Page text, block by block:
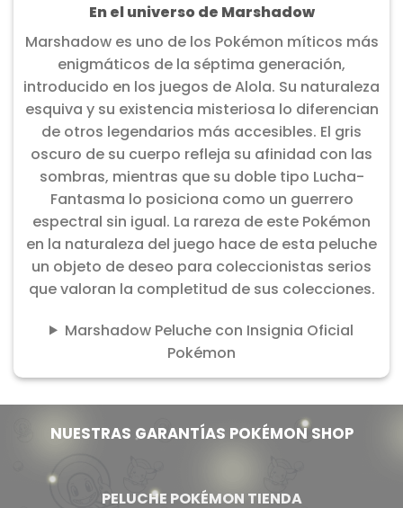
En el universo de Marshadow
Marshadow es uno de los Pokémon míticos más
enigmáticos de la séptima generación,
introducido en los juegos de Alola. Su naturaleza
esquiva y su existencia misteriosa lo diferencian
de otros legendarios más accesibles. El gris
oscuro de su cuerpo refleja su afinidad con las
sombras, mientras que su doble tipo Lucha-
Fantasma lo posiciona como un guerrero
espectral sin igual. La rareza de este Pokémon
en la naturaleza del juego hace de esta peluche
un objeto de deseo para coleccionistas serios
que valoran la completitud de sus colecciones.
Marshadow Peluche con Insignia Oficial
Pokémon
NUESTRAS GARANTÍAS POKÉMON SHOP
PELUCHE POKÉMON TIENDA